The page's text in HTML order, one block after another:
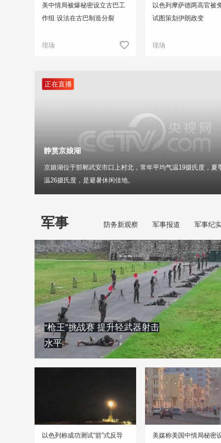
美中情局被爆秘密设立古巴工
作组 设法在古巴制造分裂
现场
以色列摩萨德两高官被
试图策划伊朗政变
现场
正在直播
静赏京娘湖
京娘湖位于邯郸武安市口上村北，常年平均气温19摄氏度，夏
温26摄氏度，是避暑休闲佳地。
军事 防务新观察 军事报道 军事纪
“枪王”挑战赛 提升轻武器射击
水平
以色列称成功测试“箭”式反导 美媒称美国中情局秘密